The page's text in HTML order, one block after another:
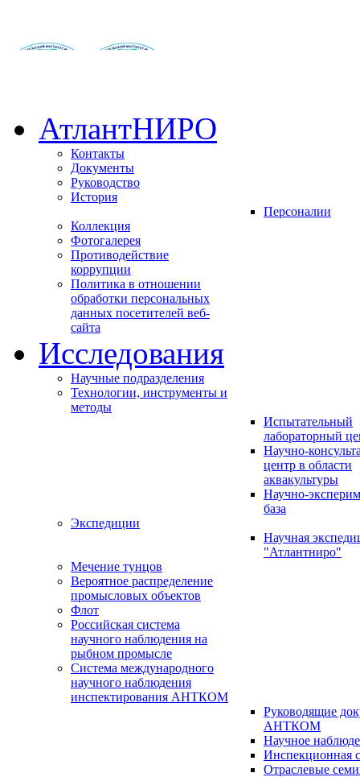
АтлантНИРО
Контакты
Документы
Руководство
История
Персоналии
Коллекция
Фотогалерея
Противодействие
коррупции
Политика в отношении
обработки персональных
данных посетителей веб-
сайта
Исследования
Научные подразделения
Технологии, инструменты и
методы
Испытательный
лабораторный
Научно-
центр в области
аквакультуры
Научно-
база
Экспедиции
Научная
"Атлантниро"
Мечение тунцов
Вероятное распределение
промысловых объектов
Флот
Российская система
научного наблюдения на
рыбном промысле
Система международного
научного наблюдения
инспектирования АНТКОМ
Руководящие
АНТКОМ
Научное
Инспекционная
Отраслевые